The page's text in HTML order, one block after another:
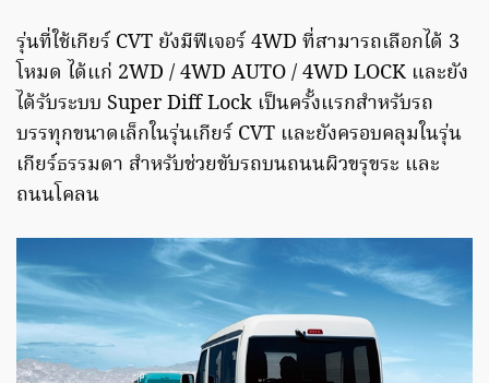
รุ่นที่ใช้เกียร์ CVT ยังมีฟีเจอร์ 4WD ที่สามารถเลือกได้ 3
โหมด ได้แก่ 2WD / 4WD AUTO / 4WD LOCK และยัง
ได้รับระบบ Super Diff Lock เป็นครั้งแรกสำหรับรถ
บรรทุกขนาดเล็กในรุ่นเกียร์ CVT และยังครอบคลุมในรุ่น
เกียร์ธรรมดา สำหรับช่วยขับรถบนถนนผิวขรุขระ และ
ถนนโคลน